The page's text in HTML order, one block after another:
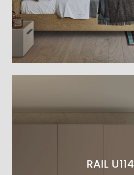
RAIL U114